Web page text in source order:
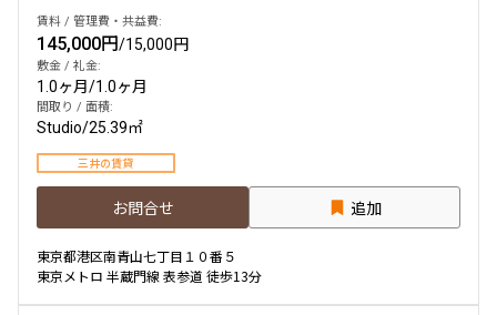
賃料 / 管理費・共益費:
145,000円/15,000円
敷金 / 礼金:
1.0ヶ月/1.0ヶ月
間取り / 面積:
Studio/25.39㎡
三井の賃貸
お問合せ 追加
東京都港区南青山七丁目１０番５
東京メトロ 半蔵門線 表参道 徒歩13分